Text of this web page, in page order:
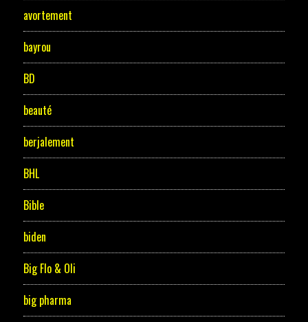
avortement
bayrou
BD
beauté
berjalement
BHL
Bible
biden
Big Flo & Oli
big pharma